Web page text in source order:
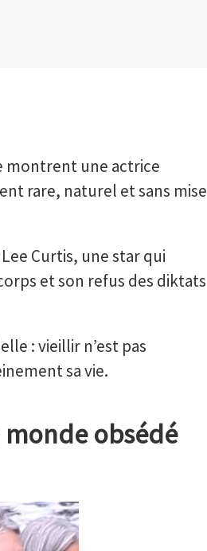
montrent une actrice
rare, naturel et sans mise
Curtis, une star qui
et son refus des diktats
: vieillir n’est pas
sa vie.
obsédé